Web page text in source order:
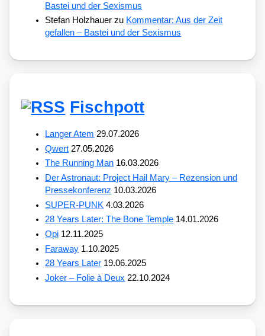
Bastei und der Sexismus
Stefan Holzhauer zu Kommentar: Aus der Zeit
gefallen – Bastei und der Sexismus
Fischpott
Langer Atem 29.07.2026
Qwert 27.05.2026
The Running Man 16.03.2026
Der Astronaut: Project Hail Mary – Rezension und
Pressekonferenz 10.03.2026
SUPER-PUNK 4.03.2026
28 Years Later: The Bone Temple 14.01.2026
Opi 12.11.2025
Faraway 1.10.2025
28 Years Later 19.06.2025
Joker – Folie à Deux 22.10.2024